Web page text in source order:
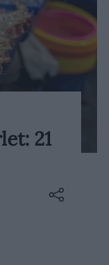
orvosi
21